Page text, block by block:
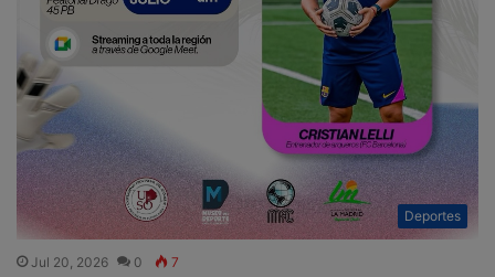
Deportes
Jul 20, 2026 0 7